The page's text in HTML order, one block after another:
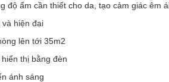
độ ẩm cần thiết cho da, tạo cảm giác êm
hiện đại
lên tới 35m2
thị bằng đèn
ánh sáng